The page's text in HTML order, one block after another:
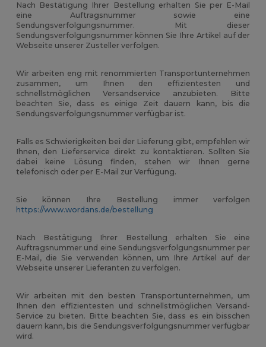
Nach Bestätigung Ihrer Bestellung erhalten Sie per E-Mail
eine Auftragsnummer sowie eine
Sendungsverfolgungsnummer. Mit dieser
Sendungsverfolgungsnummer können Sie Ihre Artikel auf der
Webseite unserer Zusteller verfolgen.
Wir arbeiten eng mit renommierten Transportunternehmen
zusammen, um Ihnen den effizientesten und
schnellstmöglichen Versandservice anzubieten. Bitte
beachten Sie, dass es einige Zeit dauern kann, bis die
Sendungsverfolgungsnummer verfügbar ist.
Falls es Schwierigkeiten bei der Lieferung gibt, empfehlen wir
Ihnen, den Lieferservice direkt zu kontaktieren. Sollten Sie
dabei keine Lösung finden, stehen wir Ihnen gerne
telefonisch oder per E-Mail zur Verfügung.
Sie können Ihre Bestellung immer verfolgen
https://www.wordans.de/bestellung
Nach Bestätigung Ihrer Bestellung erhalten Sie eine
Auftragsnummer und eine Sendungsverfolgungsnummer per
E-Mail, die Sie verwenden können, um Ihre Artikel auf der
Webseite unserer Lieferanten zu verfolgen.
Wir arbeiten mit den besten Transportunternehmen, um
Ihnen den effizientesten und schnellstmöglichen Versand-
Service zu bieten. Bitte beachten Sie, dass es ein bisschen
dauern kann, bis die Sendungsverfolgungsnummer verfügbar
wird.